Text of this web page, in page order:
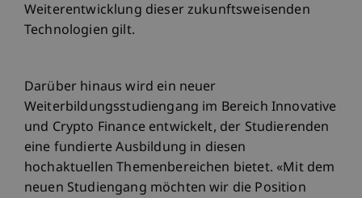
Weiterentwicklung dieser zukunftsweisenden
Technologien gilt.
Darüber hinaus wird ein neuer
Weiterbildungsstudiengang im Bereich Innovative
und Crypto Finance entwickelt, der Studierenden
eine fundierte Ausbildung in diesen
hochaktuellen Themenbereichen bietet. «Mit dem
neuen Studiengang möchten wir die Position